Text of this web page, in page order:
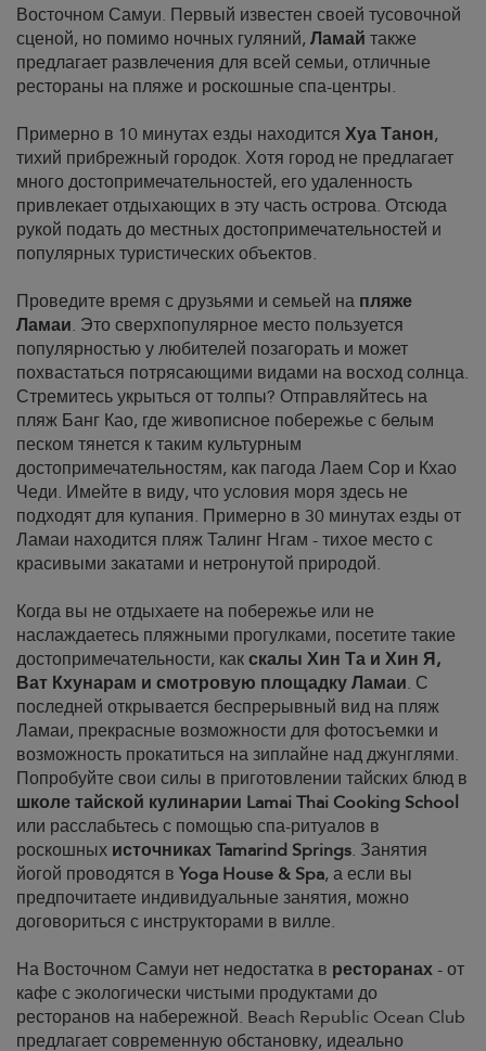
Восточном Самуи. Первый известен своей тусовочной
сценой, но помимо ночных гуляний, Ламай также
предлагает развлечения для всей семьи, отличные
рестораны на пляже и роскошные спа-центры.
Примерно в 10 минутах езды находится Хуа Танон,
тихий прибрежный городок. Хотя город не предлагает
много достопримечательностей, его удаленность
привлекает отдыхающих в эту часть острова. Отсюда
рукой подать до местных достопримечательностей и
популярных туристических объектов.
Проведите время с друзьями и семьей на пляже
Ламаи. Это сверхпопулярное место пользуется
популярностью у любителей позагорать и может
похвастаться потрясающими видами на восход солнца.
Стремитесь укрыться от толпы? Отправляйтесь на
пляж Банг Као, где живописное побережье с белым
песком тянется к таким культурным
достопримечательностям, как пагода Лаем Сор и Кхао
Чеди. Имейте в виду, что условия моря здесь не
подходят для купания. Примерно в 30 минутах езды от
Ламаи находится пляж Талинг Нгам - тихое место с
красивыми закатами и нетронутой природой.
Когда вы не отдыхаете на побережье или не
наслаждаетесь пляжными прогулками, посетите такие
достопримечательности, какскалы Хин Та и Хин Я,
Ват Кхунарам и смотровую площадку Ламаи. С
последней открывается беспрерывный вид на пляж
Ламаи, прекрасные возможности для фотосъемки и
возможность прокатиться на зиплайне над джунглями.
Попробуйте свои силы в приготовлении тайских блюд в
школе тайской кулинарии Lamai Thai Cooking School
или расслабьтесь с помощью спа-ритуалов в
роскошных источниках Tamarind Springs. Занятия
йогой проводятся в Yoga House & Spa, а если вы
предпочитаете индивидуальные занятия, можно
договориться с инструкторами в вилле.
На Восточном Самуи нет недостатка в ресторанах- от
кафе с экологически чистыми продуктами до
ресторанов на набережной. Beach Republic Ocean Club
предлагает современную обстановку, идеально